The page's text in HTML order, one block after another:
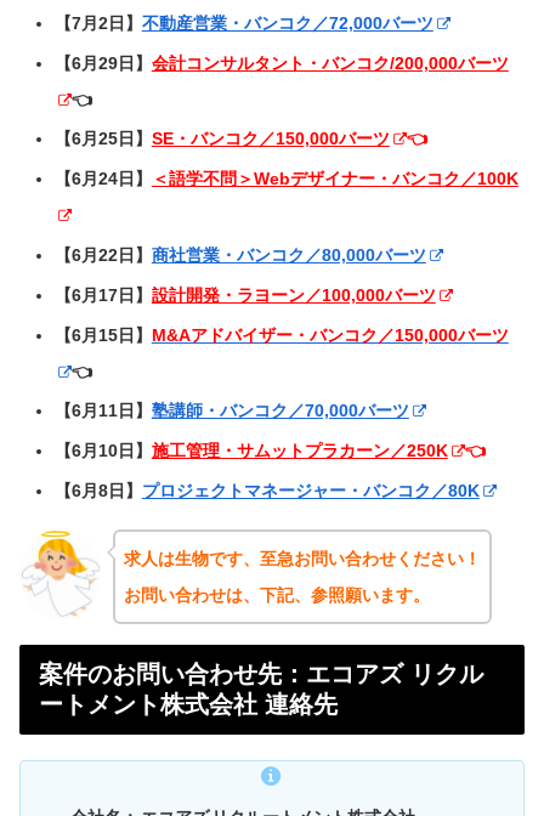
【7月2日】 不動産営業・バンコク／72,000バーツ
【6月29日】 会計コンサルタント・バンコク/200,000バーツ
👈
【6月25日】 SE・バンコク／150,000バーツ 👈
【6月24日】 ＜語学不問＞Webデザイナー・バンコク／100K
【6月22日】 商社営業・バンコク／80,000バーツ
【6月17日】 設計開発・ラヨーン／100,000バーツ
【6月15日】 M&Aアドバイザー・バンコク／150,000バーツ
👈
【6月11日】 塾講師・バンコク／70,000バーツ
【6月10日】 施工管理・サムットプラカーン／250K 👈
【6月8日】 プロジェクトマネージャー・バンコク／80K
求人は生物です、至急お問い合わせください！
お問い合わせは、下記、参照願います。
案件のお問い合わせ先：エコアズ リクル
ートメント株式会社 連絡先